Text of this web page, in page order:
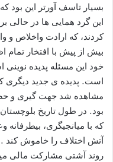
بسیار تاسف آورتر این بود
این گرد همایی ها در حالی
کردند، که ارادت واخلاص
بیش از پیش با افتخار تمام
خود این مسئله پدیده
است. پدیده ی جدید دیگری که
مشاهده شد جهت گیری و
بود. در طول تاریخ
که با میانجیگری، بیطرفانه
آتش اختلاف را خاموش کند
روند آشتی مشارکت مالی